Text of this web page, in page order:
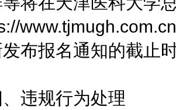
布报名通知的截止
规行为处理